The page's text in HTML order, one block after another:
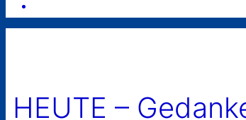
HEUTE –